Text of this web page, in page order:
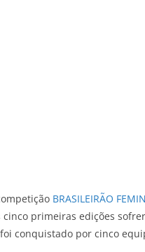
BRASILEIRÃO
primeiras edições
conquistado por cinco